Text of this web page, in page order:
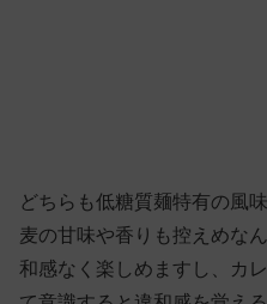
どちらも低糖質麺特有の風
麦の甘味や香りも控えめな
和感なく楽しめますし、カ